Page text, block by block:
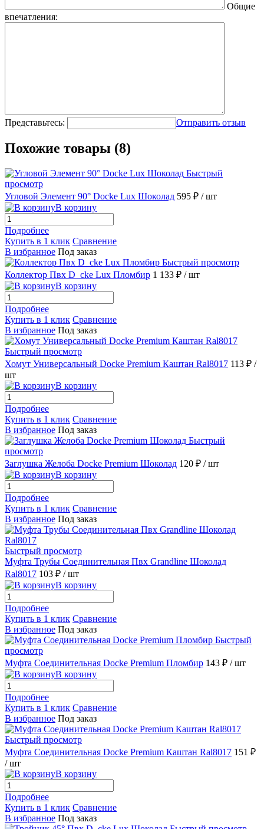
Общие
впечатления:
Представьтесь: Отправить отзыв
Похожие товары (8)
Быстрый
просмотр
Угловой Элемент 90° Docke Lux Шоколад 595 ₽ / шт
В корзину
Подробнее
Купить в 1 клик Сравнение
В избранное Под заказ
Быстрый просмотр
Коллектор Пвх D_cke Lux Пломбир 1 133 ₽ / шт
В корзину
Подробнее
Купить в 1 клик Сравнение
В избранное Под заказ
Быстрый просмотр
Хомут Универсальный Docke Premium Каштан Ral8017 113 ₽ /
шт
В корзину
Подробнее
Купить в 1 клик Сравнение
В избранное Под заказ
Быстрый
просмотр
Заглушка Желоба Docke Premium Шоколад 120 ₽ / шт
В корзину
Подробнее
Купить в 1 клик Сравнение
В избранное Под заказ
Быстрый просмотр
Муфта Трубы Соединительная Пвх Grandline Шоколад
Ral8017 103 ₽ / шт
В корзину
Подробнее
Купить в 1 клик Сравнение
В избранное Под заказ
Быстрый
просмотр
Муфта Соединительная Docke Premium Пломбир 143 ₽ / шт
В корзину
Подробнее
Купить в 1 клик Сравнение
В избранное Под заказ
Быстрый просмотр
Муфта Соединительная Docke Premium Каштан Ral8017 151 ₽
/ шт
В корзину
Подробнее
Купить в 1 клик Сравнение
В избранное Под заказ